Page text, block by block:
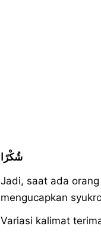
شُكْرًا
Jadi, saat ada
mengucapkan
Variasi kalimat